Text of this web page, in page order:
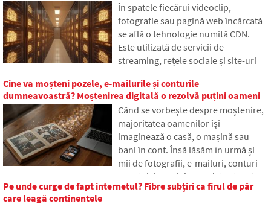
generează răspunsuri false și cum
încearcă dezvoltatorii să reducă
treptat această problemă.
În spatele fiecărui videoclip,
fotografie sau pagină web încărcată
se află o tehnologie numită CDN.
Este utilizată de servicii de
streaming, rețele sociale și site-uri
web obișnuite, chiar dacă mulți
oameni nu au auzit niciodată de ea.
În articol, vom explica ce înseamnă
această abreviere, cum
funcționează, de ce conținutul
internetului este stocat în diferite
locuri din lume și de ce internetul de
astăzi s-ar descurca cu greu fără ea.
Cine va moșteni pozele, e-mailurile și conturile
dumneavoastră? Moștenirea digitală o rezolvă puțini oameni
Când se vorbește despre moștenire,
majoritatea oamenilor își
imaginează o casă, o mașină sau
bani în cont. Însă lăsăm în urmă și
mii de fotografii, e-mailuri, conturi
pe rețelele sociale sau date stocate
în cloud. Ce se întâmplă cu ele după
Pe unde curge de fapt internetul? Fibre subțiri ca firul de păr
care leagă continentele